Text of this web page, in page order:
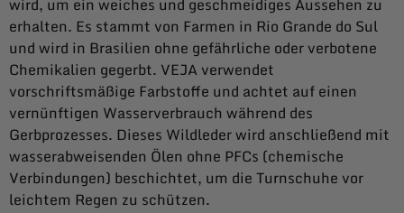
wird, um ein weiches und geschmeidiges Aussehen zu
erhalten. Es stammt von Farmen in Rio Grande do Sul
und wird in Brasilien ohne gefährliche oder verbotene
Chemikalien gegerbt. VEJA verwendet
vorschriftsmäßige Farbstoffe und achtet auf einen
vernünftigen Wasserverbrauch während des
Gerbprozesses. Dieses Wildleder wird anschließend mit
wasserabweisenden Ölen ohne PFCs (chemische
Verbindungen) beschichtet, um die Turnschuhe vor
leichtem Regen zu schützen.